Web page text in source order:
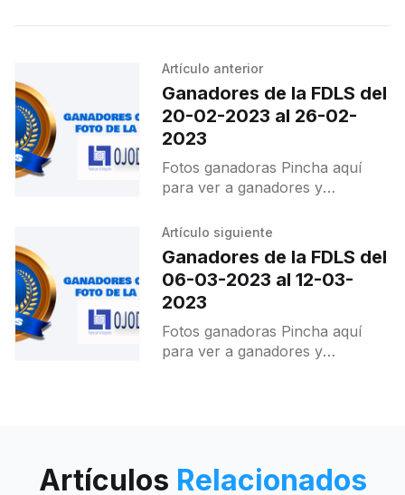
Artículo anterior
Ganadores de la FDLS del
20-02-2023 al 26-02-
2023
Fotos ganadoras Pincha aquí
para ver a ganadores y
Artículo siguiente
Ganadores de la FDLS del
06-03-2023 al 12-03-
2023
Fotos ganadoras Pincha aquí
para ver a ganadores y
Artículos Relacionados